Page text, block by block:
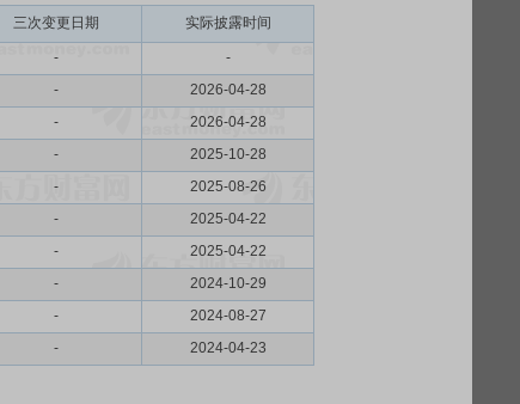
三次变更日期 实际披露时间
-
-
-
2026-04-28
-
2026-04-28
-
2025-10-28
-
2025-08-26
-
2025-04-22
-
2025-04-22
-
2024-10-29
-
2024-08-27
- 2024-04-23